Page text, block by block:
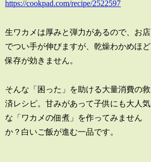
https://cookpad.com/recipe/2522597
生ワカメは厚みと弾力があるので、お店
でつい手が伸びますが、乾燥わかめほど
保存が効きません。
そんな「困った」を助ける大量消費の救
済レシピ。甘みがあって子供にも大人気
な「ワカメの佃煮」を作ってみません
か？白いご飯が進む一品です。